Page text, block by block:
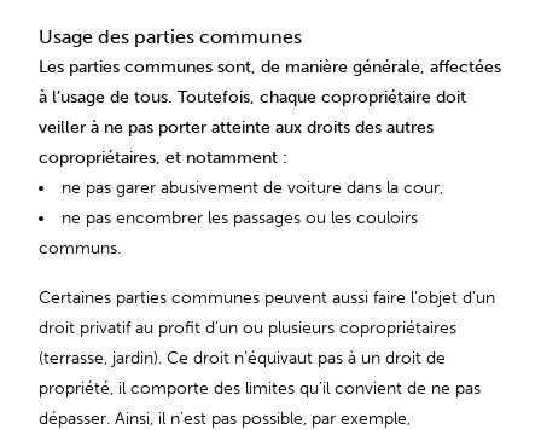
Usage des parties communes
Les parties communes sont, de manière générale, affectées
à l’usage de tous. Toutefois, chaque copropriétaire doit
veiller à ne pas porter atteinte aux droits des autres
copropriétaires, et notamment :
ne pas garer abusivement de voiture dans la cour,
ne pas encombrer les passages ou les couloirs
communs.
Certaines parties communes peuvent aussi faire l’objet d’un
droit privatif au profit d’un ou plusieurs copropriétaires
(terrasse, jardin). Ce droit n’équivaut pas à un droit de
propriété, il comporte des limites qu’il convient de ne pas
dépasser. Ainsi, il n’est pas possible, par exemple,